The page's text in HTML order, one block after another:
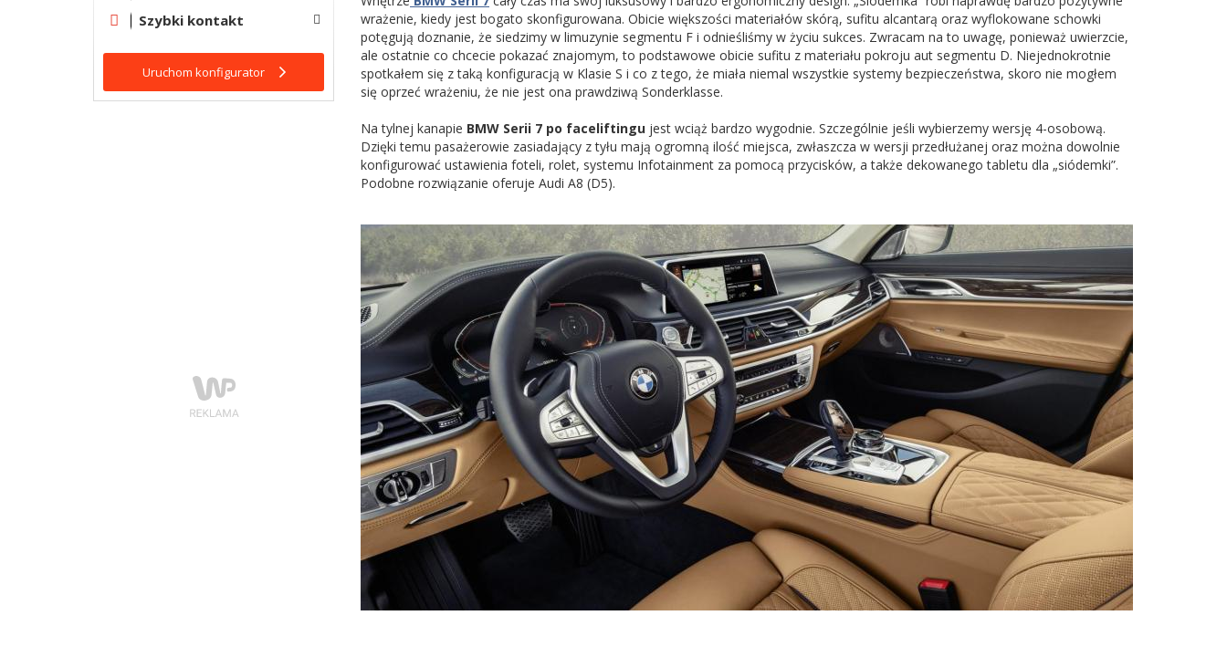
wrażenie, kiedy jest bogato skonfigurowana. Obicie większości materiałów skórą, sufitu alcantarą oraz wyflokowane schowki
potęgują doznanie, że siedzimy w limuzynie segmentu F i odnieśliśmy w życiu sukces. Zwracam na to uwagę, ponieważ uwierzcie,
ale ostatnie co chcecie pokazać znajomym, to podstawowe obicie sufitu z materiału pokroju aut segmentu D. Niejednokrotnie
spotkałem się z taką konfiguracją w Klasie S i co z tego, że miała niemal wszystkie systemy bezpieczeństwa, skoro nie mogłem
się oprzeć wrażeniu, że nie jest ona prawdziwą Sonderklasse.
Na tylnej kanapie BMW Serii 7 po faceliftingu jest wciąż bardzo wygodnie. Szczególnie jeśli wybierzemy wersję 4-osobową.
Dzięki temu pasażerowie zasiadający z tyłu mają ogromną ilość miejsca, zwłaszcza w wersji przedłużanej oraz można dowolnie
konfigurować ustawienia foteli, rolet, systemu Infotainment za pomocą przycisków, a także dekowanego tabletu dla „siódemki”.
Podobne rozwiązanie oferuje Audi A8 (D5).
Szybki kontakt
Uruchom konfigurator